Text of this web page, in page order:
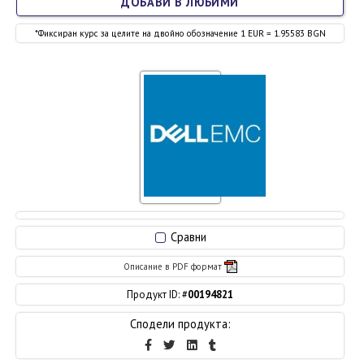
Сравни
Описание в PDF формат
Продукт ID: #00194821
Сподели продукта:
*Фиксиран курс за целите на двойно обозначение 1 EUR = 1.95583 BGN